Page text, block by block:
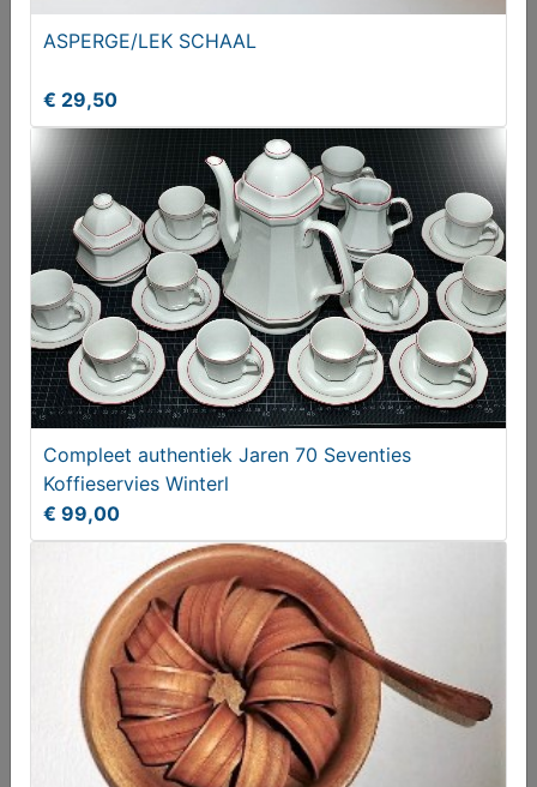
VINTAGE 10-DELIG HOUTEN PINDASTELLETJE
€ 49,50
ASPERGE/LEK SCHAAL
€ 29,50
Compleet authentiek Jaren 70 Seventies
Koffieservies Winterl
€ 99,00